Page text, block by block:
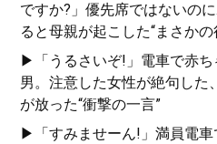
ですか?」優先席ではないの
ると母親が起こした“まさかの
▶「うるさいぞ!」電車で赤ち
男。注意した女性が絶句した
が放った“衝撃の一言”
▶「すみませーん!」満員電車